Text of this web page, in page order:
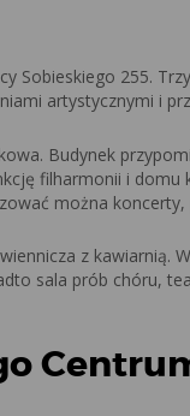
Sobieskiego 255.
artystycznymi i
Budynek
filharmonii i
można
z
sala prób chóru,